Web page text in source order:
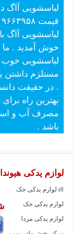
لباسشویی آاگ
لباسشویی آاگ
خوش آمدید . ما
لباسشویی خوب
مستلزم
. در حقیقت
بهترین راه
مصرف آب و
باشد .
لوازم یدکی
لوازم یدکی جک t8
لوازم یدکی جک
لوازم یدکی مزدا